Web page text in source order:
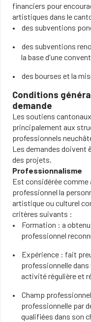
financiers pour
artistiques dans le
des subventions
des subventions
la base d'une
des bourses et la
Conditions
demande
Les soutiens
principalement aux
professionnels
Les demandes doivent
des projets.
Professionnalisme
Est considérée
professionnel la
artistique ou culturel
critères suivants :
Formation : a
professionnel
Expérience : fait
professionnelle
activité régulière et
Champ
professionnelle par
qualifiées dans son